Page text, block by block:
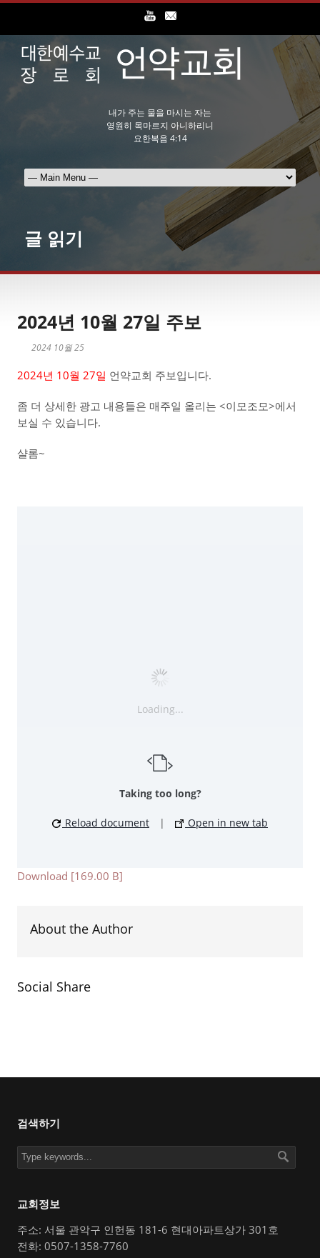
내가 주는 물을 마시는 자는
영원히 목마르지 아니하리니
요한복음 4:14
글 읽기
2024년 10월 27일 주보
2024 10월 25
2024년 10월 27일 언약교회 주보입니다.
좀 더 상세한 광고 내용들은 매주일 올리는 <이모조모>에서
보실 수 있습니다.
샬롬~
Loading...
Taking too long?
Reload document | Open in new tab
Download [169.00 B]
About the Author
Social Share
검색하기
교회정보
주소: 서울 관악구 인헌동 181-6 현대아파트상가 301호
전화: 0507-1358-7760